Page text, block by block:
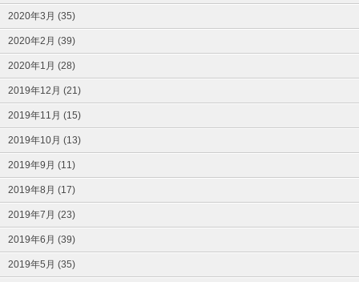
2020年3月 (35)
2020年2月 (39)
2020年1月 (28)
2019年12月 (21)
2019年11月 (15)
2019年10月 (13)
2019年9月 (11)
2019年8月 (17)
2019年7月 (23)
2019年6月 (39)
2019年5月 (35)